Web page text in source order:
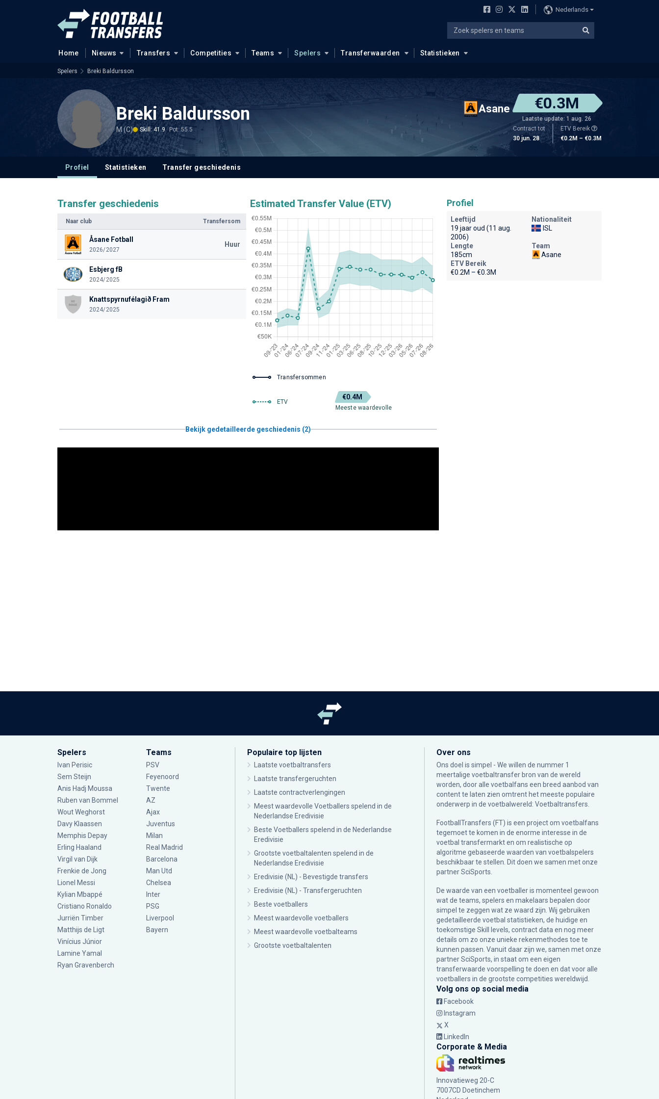
Nederlands
Home Nieuws Transfers Competities Teams Spelers Transferwaarden Statistieken
Spelers Breki Baldursson
Breki Baldursson
M (C) Skill: 41.9 Pot: 55.5
Asane €0.3M
Laatste update: 1 aug. 26
Contract tot
30 jun. 28
ETV Bereik
€0.2M – €0.3M
Profiel Statistieken Transfer geschiedenis
Transfer geschiedenis
Naar club Transfersom
Åsane Fotball
2026/2027
Huur
Esbjerg fB
2024/2025
Knattspyrnufélagið Fram
2024/2025
Estimated Transfer Value (ETV)
Transfersommen
ETV
€0.4M
Meeste waardevolle
Bekijk gedetailleerde geschiedenis (2)
Profiel
Leeftijd
19 jaar oud (11 aug.
2006)
Nationaliteit
ISL
Lengte
185cm
Team
Asane
ETV Bereik
€0.2M – €0.3M
Spelers
Ivan Perisic
Sem Steijn
Anis Hadj Moussa
Ruben van Bommel
Wout Weghorst
Davy Klaassen
Memphis Depay
Erling Haaland
Virgil van Dijk
Frenkie de Jong
Lionel Messi
Kylian Mbappé
Cristiano Ronaldo
Jurriën Timber
Matthijs de Ligt
Vinícius Júnior
Lamine Yamal
Ryan Gravenberch
Teams
PSV
Feyenoord
Twente
AZ
Ajax
Juventus
Milan
Real Madrid
Barcelona
Man Utd
Chelsea
Inter
PSG
Liverpool
Bayern
Populaire top lijsten
Laatste voetbaltransfers
Laatste transfergeruchten
Laatste contractverlengingen
Meest waardevolle Voetballers spelend in de
Nederlandse Eredivisie
Beste Voetballers spelend in de Nederlandse
Eredivisie
Grootste voetbaltalenten spelend in de
Nederlandse Eredivisie
Eredivisie (NL) - Bevestigde transfers
Eredivisie (NL) - Transfergeruchten
Beste voetballers
Meest waardevolle voetballers
Meest waardevolle voetbalteams
Grootste voetbaltalenten
Over ons
Ons doel is simpel - We willen de nummer 1
meertalige voetbaltransfer bron van de wereld
worden, door alle voetbalfans een breed aanbod van
content te laten zien omtrent het meeste populaire
onderwerp in de voetbalwereld: Voetbaltransfers.
FootballTransfers (FT) is een project om voetbalfans
tegemoet te komen in de enorme interesse in de
voetbal transfermarkt en om realistische op
algoritme gebaseerde waarden van voetbalspelers
beschikbaar te stellen. Dit doen we samen met onze
partnerSciSports
De waarde van een voetballer is momenteel gewoon
wat de teams, spelers en makelaars bepalen door
simpel te zeggen wat ze waard zijn. Wij gebruiken
gedetailleerde voetbal statistieken, de huidige en
toekomstige Skill levels, contract data en nog meer
details om zo onze unieke rekenmethodes toe te
kunnen passen. Vanuit daar zijn we, samen met onze
partner SciSports, in staat om een eigen
transferwaarde voorspelling te doen en dat voor alle
voetballers in de grootste competities wereldwijd.
Volg ons op social media
Facebook
Instagram
X
LinkedIn
Corporate & Media
Innovatieweg 20-C
7007CD Doetinchem